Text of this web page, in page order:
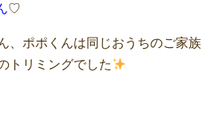
♡
、ポポくんは同じおうちのご家族
トリミングでした